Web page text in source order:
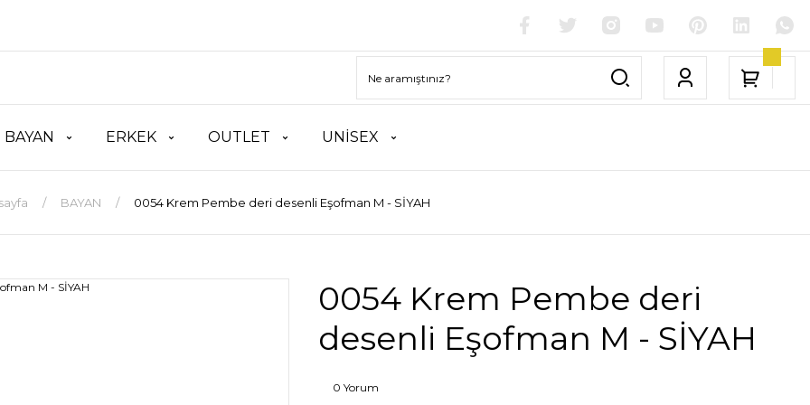
BAYAN ERKEK OUTLET UNİSEX
BAYAN 0054 Krem Pembe deri desenli Eşofman M - SİYAH
0054 Krem Pembe deri
desenli Eşofman M - SİYAH
0 Yorum